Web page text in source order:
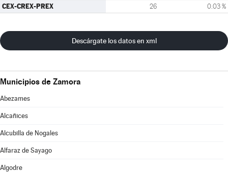
CEX-CREX-PREX 26 0.03 %
Descárgate los datos en xml
Municipios de Zamora
Abezames
Alcañices
Alcubilla de Nogales
Alfaraz de Sayago
Algodre